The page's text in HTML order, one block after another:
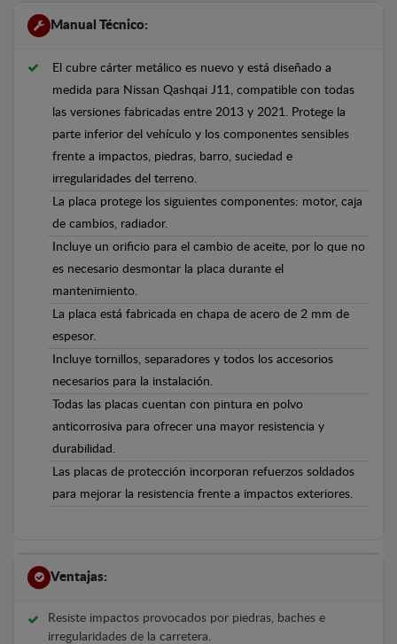
Manual Técnico:
El cubre cárter metálico es nuevo y está diseñado a
medida para Nissan Qashqai J11, compatible con todas
las versiones fabricadas entre 2013 y 2021. Protege la
parte inferior del vehículo y los componentes sensibles
frente a impactos, piedras, barro, suciedad e
irregularidades del terreno.
La placa protege los siguientes componentes: motor, caja
de cambios, radiador.
Incluye un orificio para el cambio de aceite, por lo que no
es necesario desmontar la placa durante el
mantenimiento.
La placa está fabricada en chapa de acero de 2 mm de
espesor.
Incluye tornillos, separadores y todos los accesorios
necesarios para la instalación.
Todas las placas cuentan con pintura en polvo
anticorrosiva para ofrecer una mayor resistencia y
durabilidad.
Las placas de protección incorporan refuerzos soldados
para mejorar la resistencia frente a impactos exteriores.
Ventajas:
Resiste impactos provocados por piedras, baches e
irregularidades de la carretera.